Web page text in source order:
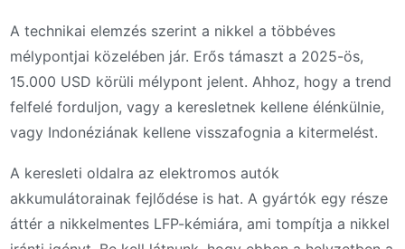
A technikai elemzés szerint a nikkel a többéves
mélypontjai közelében jár. Erős támaszt a 2025-ös,
15.000 USD körüli mélypont jelent. Ahhoz, hogy a trend
felfelé forduljon, vagy a keresletnek kellene élénkülnie,
vagy Indonéziának kellene visszafognia a kitermelést.
A keresleti oldalra az elektromos autók
akkumulátorainak fejlődése is hat. A gyártók egy része
áttér a nikkelmentes LFP-kémiára, ami tompítja a nikkel